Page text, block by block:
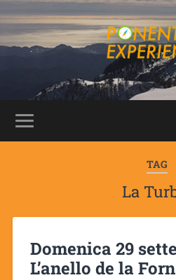
TAG
La
Domenica 29
L’anello de la